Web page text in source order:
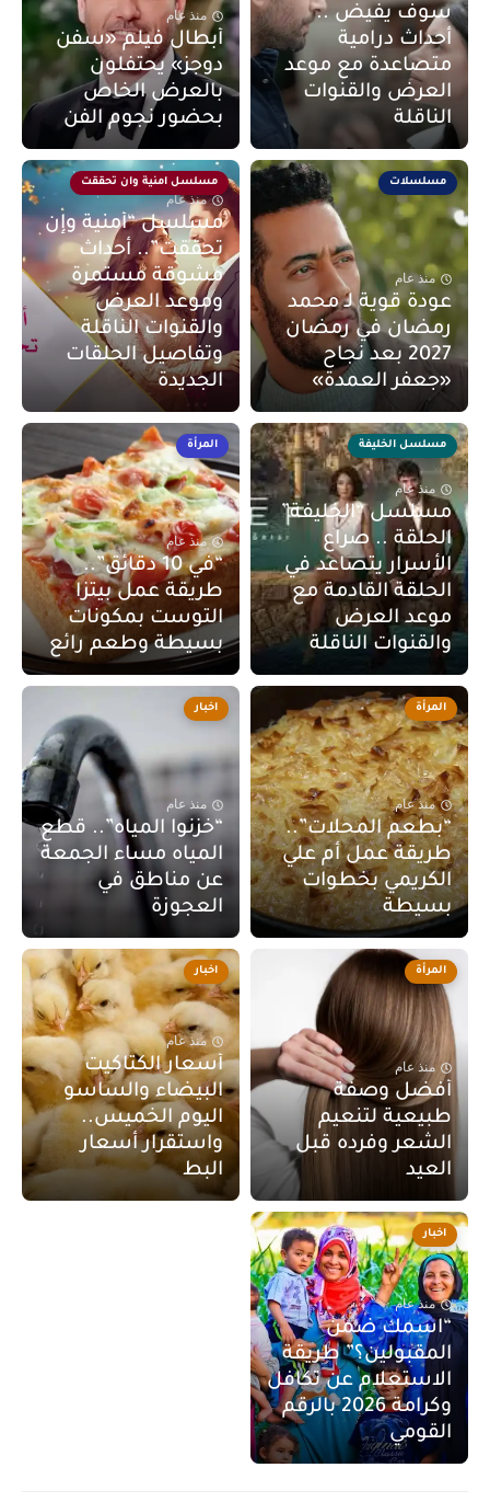
سوف يفيض ..
أحداث درامية
متصاعدة مع موعد
العرض والقنوات
الناقلة
منذ عام
أبطال فيلم «سفن
دوجز» يحتفلون
بالعرض الخاص
بحضور نجوم الفن
مسلسلات
منذ عام
عودة قوية لـ محمد
رمضان في رمضان
2027 بعد نجاح
«جعفر العمدة»
مسلسل امنية وان تحققت
منذ عام
مسلسل “أمنية وإن
تحققت”.. أحداث
مشوقة مستمرة
وموعد العرض
والقنوات الناقلة
وتفاصيل الحلقات
الجديدة
مسلسل الخليفة
منذ عام
مسلسل “الخليفة”
الحلقة .. صراع
الأسرار يتصاعد في
الحلقة القادمة مع
موعد العرض
والقنوات الناقلة
المرأة
منذ عام
“في 10 دقائق”..
طريقة عمل بيتزا
التوست بمكونات
بسيطة وطعم رائع
المرأة
منذ عام
“بطعم المحلات”..
طريقة عمل أم علي
الكريمي بخطوات
بسيطة
اخبار
منذ عام
“خزنوا المياه”.. قطع
المياه مساء الجمعة
عن مناطق في
العجوزة
المرأة
منذ عام
أفضل وصفة
طبيعية لتنعيم
الشعر وفرده قبل
العيد
اخبار
منذ عام
أسعار الكتاكيت
البيضاء والساسو
اليوم الخميس..
واستقرار أسعار
البط
اخبار
منذ عام
“اسمك ضمن
المقبولين؟” طريقة
الاستعلام عن تكافل
وكرامة 2026 بالرقم
القومي